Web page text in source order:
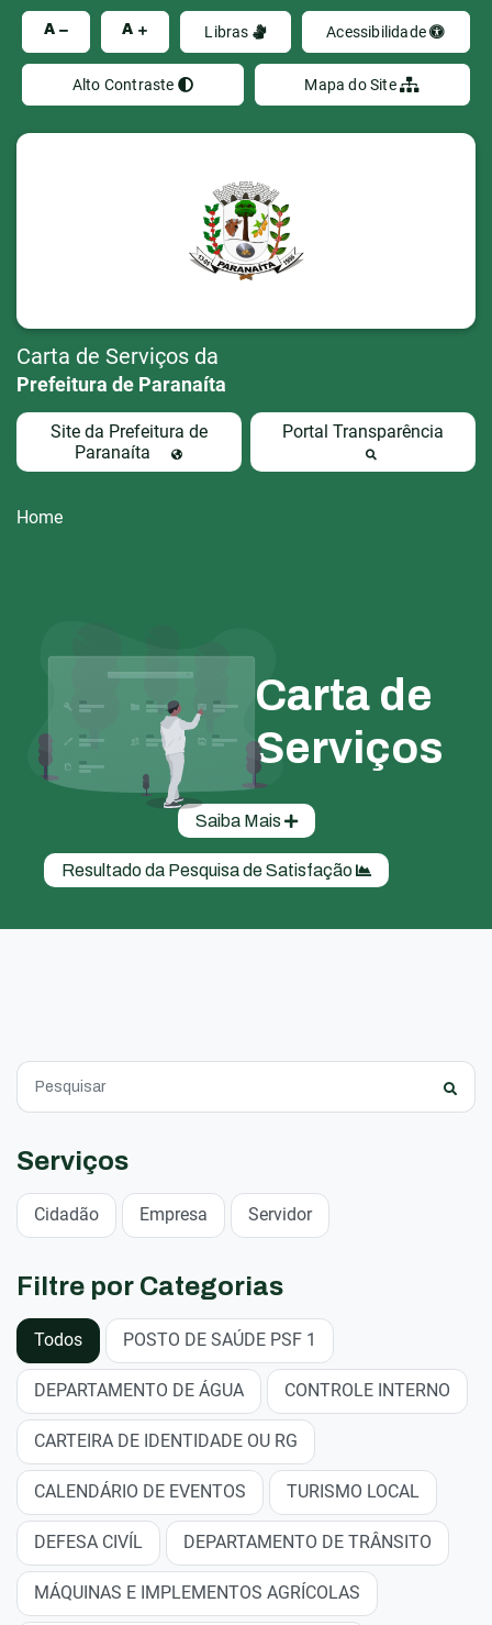
A A Libras Acessibilidade
Alto Contraste Mapa do Site
Carta de Serviços da
Prefeitura de Paranaíta
Site da Prefeitura de
Paranaíta
Portal Transparência
Home
Carta de
Serviços
Saiba Mais
Resultado da Pesquisa de Satisfação
Serviços
Cidadão Empresa Servidor
Filtre por Categorias
Todos POSTO DE SAÚDE PSF 1
DEPARTAMENTO DE ÁGUA CONTROLE INTERNO
CARTEIRA DE IDENTIDADE OU RG
CALENDÁRIO DE EVENTOS TURISMO LOCAL
DEFESA CIVÍL DEPARTAMENTO DE TRÂNSITO
MÁQUINAS E IMPLEMENTOS AGRÍCOLAS